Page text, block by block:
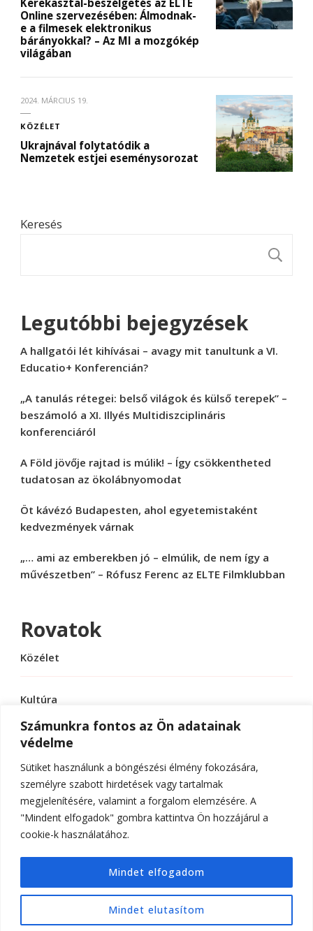
Számunkra fontos az Ön adatainak
védelme
Sütiket használunk a böngészési élmény fokozására,
személyre szabott hirdetések vagy tartalmak
megjelenítésére, valamint a forgalom elemzésére. A
"Mindent elfogadok" gombra kattintva Ön hozzájárul a
cookie-k használatához.
Mindet elutasítom
Mindet elfogadom
Online szervezésében: Álmodnak-
e a filmesek elektronikus
bárányokkal? – Az MI a mozgókép
világában
2024. MÁRCIUS 19.
KÖZÉLET
Ukrajnával folytatódik a
Nemzetek estjei eseménysorozat
Keresés
Legutóbbi bejegyzések
A hallgatói lét kihívásai – avagy mit tanultunk a VI.
Educatio+ Konferencián?
„A tanulás rétegei: belső világok és külső terepek” –
beszámoló a XI. Illyés Multidiszciplináris
konferenciáról
A Föld jövője rajtad is múlik! – Így csökkentheted
tudatosan az ökolábnyomodat
Öt kávézó Budapesten, ahol egyetemistaként
kedvezmények várnak
„… ami az emberekben jó – elmúlik, de nem így a
művészetben” – Rófusz Ferenc az ELTE Filmklubban
Rovatok
Közélet
Kultúra
Sport
Tudomány
© Szerzői jog 2026ELTE Online
fenntartva.Hello Fashion | FejlesztetteBlossom
Themes.Készítette: WordPress